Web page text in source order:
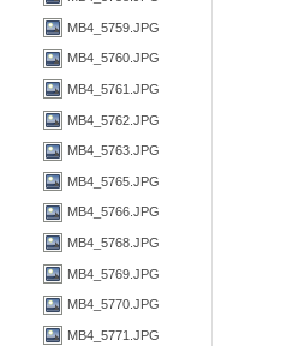
MB4_5759.JPG
MB4_5760.JPG
MB4_5761.JPG
MB4_5762.JPG
MB4_5763.JPG
MB4_5765.JPG
MB4_5766.JPG
MB4_5768.JPG
MB4_5769.JPG
MB4_5770.JPG
MB4_5771.JPG